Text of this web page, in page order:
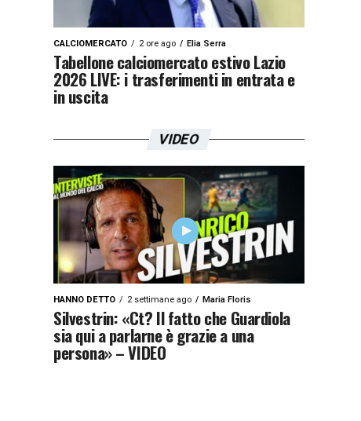
CALCIOMERCATO 2 ore ago Elia Serra
Tabellone calciomercato estivo Lazio
2026 LIVE: i trasferimenti in entrata e
in uscita
VIDEO
HANNO DETTO 2 settimane ago Maria Floris
Silvestrin: «Ct? Il fatto che Guardiola
sia qui a parlarne è grazie a una
persona» – VIDEO